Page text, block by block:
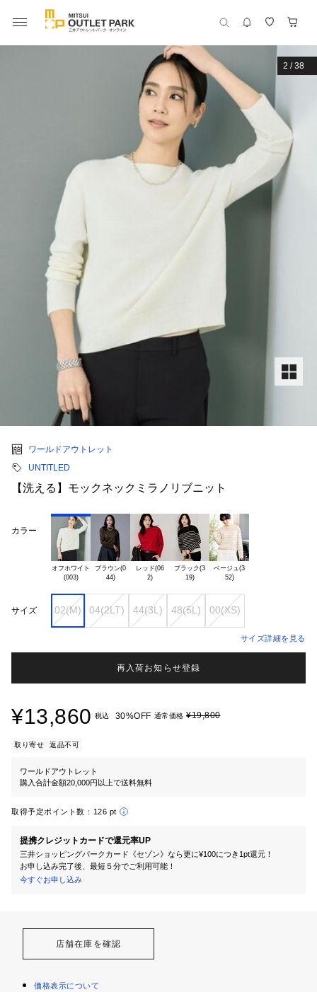
2 /38
ワールドアウトレット
UNTITLED
【洗える】モックネックミラノリブニット
カラー
オフホワイト
(003)
ブラウン(0
44)
レッド(06
ブラック(3
19)
ベージュ(3
52)
サイズ 02(M) 04(2LT) 44(3L) 48(5L) 00(XS)
サイズ詳細を見る
再入荷お知らせ登録
¥13,860 税込 30%OFF 通常価格 ¥19,800
取り寄せ 返品不可
ワールドアウトレット
購入合計金額20,000円以上で送料無料
取得予定ポイント数： 126 pt
提携クレジットカードで還元率UP
三井ショッピングパークカード《セゾン》なら更に¥100につき1pt還元！
お申し込み完了後、最短５分でご利用可能！
今すぐお申し込み
店舗在庫を確認
価格表示について